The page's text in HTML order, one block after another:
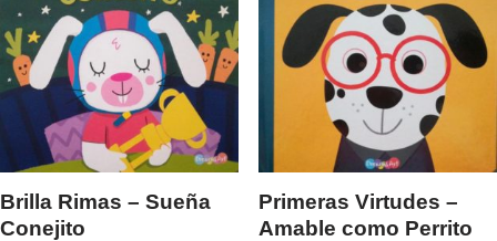
Brilla Rimas – Sueña
Conejito
Primeras Virtudes –
Amable como Perrito